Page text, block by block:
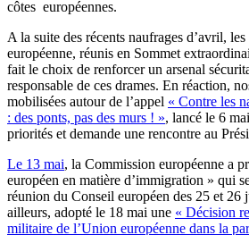
côtes européennes.
A la suite des récents naufrages d’avril,
européenne, réunis en Sommet
fait le choix de renforcer un arsenal
responsable de ces drames. En réaction,
mobilisées autour de l’appel « Contre les
: des ponts, pas des murs ! », lancé le 6
priorités et demande une rencontre au
Le 13 mai, la Commission européenne a
européen en matière d’immigration » qui
réunion du Conseil européen des 25 et
ailleurs, adopté le 18 mai une « Décision
militaire de l’Union européenne dans la